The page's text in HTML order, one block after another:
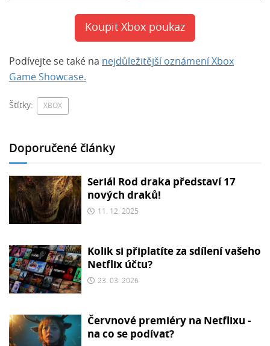
Koupit Xbox poukaz
Podívejte se také na nejdůležitější oznámení Xbox
Game Showcase.
Štítky: XBOX
Doporučené články
Seriál Rod draka představí 17
nových draků!
11. 12. 2025
Kolik si připlatíte za sdílení vašeho
Netflix účtu?
23. 03. 2026
Červnové premiéry na Netflixu -
na co se podívat?